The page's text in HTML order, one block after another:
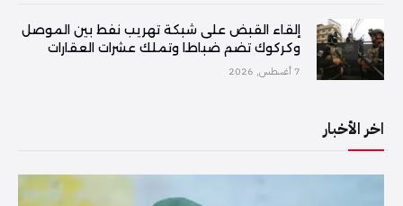
إلقاء القبض على شبكة تهريب نفط بين الموصل
وكركوك تضم ضباطا وتملك عشرات العقارات
7 أغسطس, 2026
اخر الأخبار